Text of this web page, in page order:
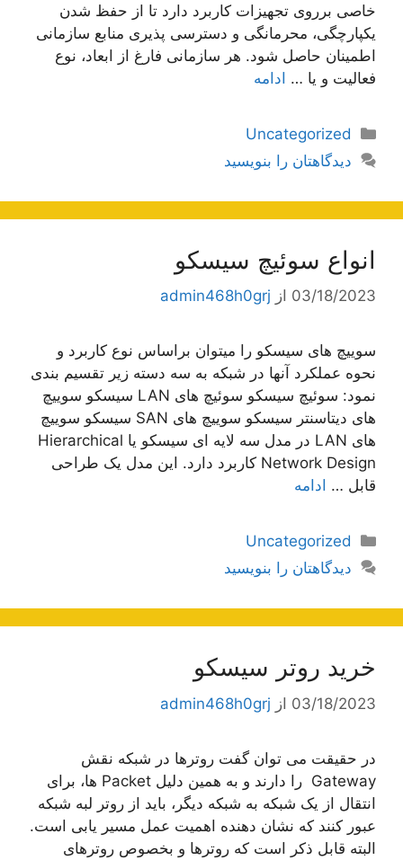
خاصی برروی تجهیزات کاربرد دارد تا از حفظ شدن
یکپارچگی، محرمانگی و دسترسی پذیری منابع سازمانی
اطمینان حاصل شود. هر سازمانی فارغ از ابعاد، نوع
فعالیت و یا … ادامه
دسته‌ها
Uncategorized
دیدگاهتان را بنویسید
انواع سوئیچ سیسکو
03/18/2023 از admin468h0grj
سوییچ های سیسکو را میتوان براساس نوع کاربرد و
نحوه عملکرد آنها در شبکه به سه دسته زیر تقسیم بندی
نمود: سوئیچ سیسکو سوئیچ های LAN سیسکو سوییچ
های دیتاسنتر سیسکو سوییچ های SAN سیسکو سوییچ
های LAN در مدل سه لایه ای سیسکو یا Hierarchical
Network Design کاربرد دارد. این مدل یک طراحی
قابل … ادامه
دسته‌ها
Uncategorized
دیدگاهتان را بنویسید
خرید روتر سیسکو
03/18/2023 از admin468h0grj
در حقیقت می توان گفت روترها در شبکه نقش
Gateway را دارند و به همین دلیل Packet ها، برای
انتقال از یک شبکه به شبکه دیگر، باید از روتر لبه شبکه
عبور کنند که نشان دهنده اهمیت عمل مسیر یابی است.
البته قابل ذکر است که روترها و بخصوص روترهای